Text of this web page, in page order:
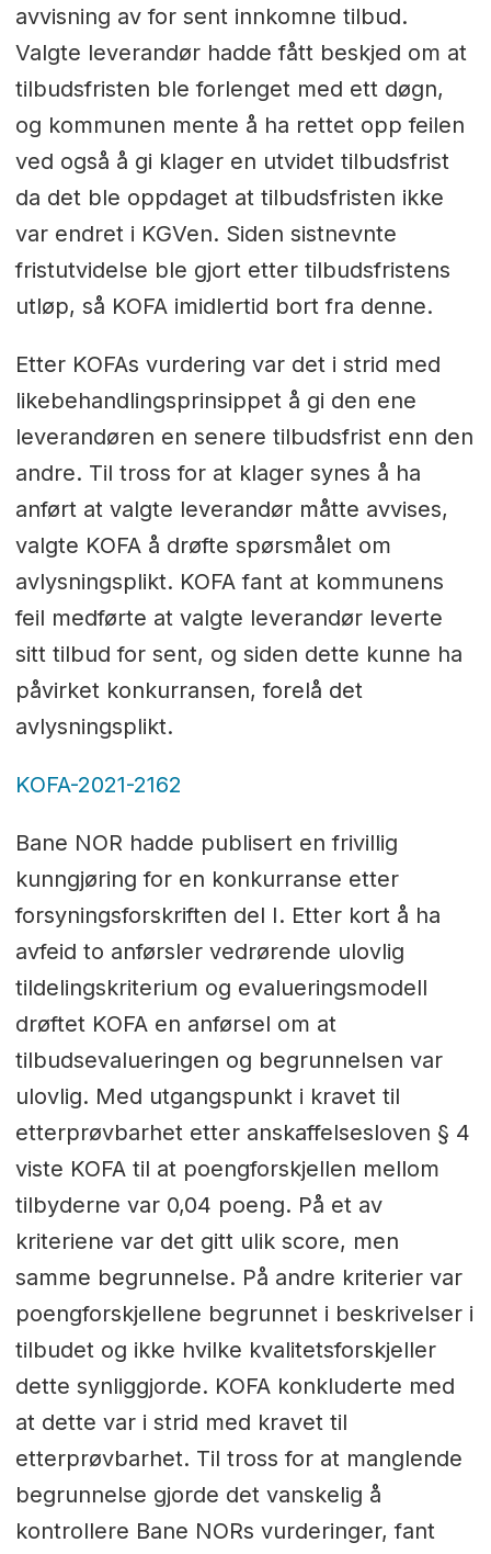
avvisning av for sent innkomne tilbud.
Valgte leverandør hadde fått beskjed om at
tilbudsfristen ble forlenget med ett døgn,
og kommunen mente å ha rettet opp feilen
ved også å gi klager en utvidet tilbudsfrist
da det ble oppdaget at tilbudsfristen ikke
var endret i KGVen. Siden sistnevnte
fristutvidelse ble gjort etter tilbudsfristens
utløp, så KOFA imidlertid bort fra denne.
Etter KOFAs vurdering var det i strid med
likebehandlingsprinsippet å gi den ene
leverandøren en senere tilbudsfrist enn den
andre. Til tross for at klager synes å ha
anført at valgte leverandør måtte avvises,
valgte KOFA å drøfte spørsmålet om
avlysningsplikt. KOFA fant at kommunens
feil medførte at valgte leverandør leverte
sitt tilbud for sent, og siden dette kunne ha
påvirket konkurransen, forelå det
avlysningsplikt.
KOFA-2021-2162
Bane NOR hadde publisert en frivillig
kunngjøring for en konkurranse etter
forsyningsforskriften del I. Etter kort å ha
avfeid to anførsler vedrørende ulovlig
tildelingskriterium og evalueringsmodell
drøftet KOFA en anførsel om at
tilbudsevalueringen og begrunnelsen var
ulovlig. Med utgangspunkt i kravet til
etterprøvbarhet etter anskaffelsesloven § 4
viste KOFA til at poengforskjellen mellom
tilbyderne var 0,04 poeng. På et av
kriteriene var det gitt ulik score, men
samme begrunnelse. På andre kriterier var
poengforskjellene begrunnet i beskrivelser i
tilbudet og ikke hvilke kvalitetsforskjeller
dette synliggjorde. KOFA konkluderte med
at dette var i strid med kravet til
etterprøvbarhet. Til tross for at manglende
begrunnelse gjorde det vanskelig å
kontrollere Bane NORs vurderinger, fant